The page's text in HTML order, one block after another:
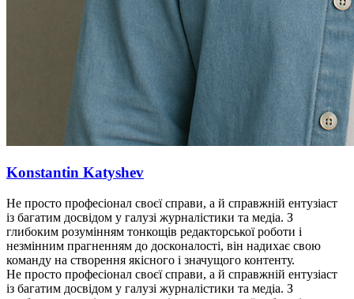
Konstantin Katyshev
Не просто професіонал своєї справи, а й справжній ентузіаст
із багатим досвідом у галузі журналістики та медіа. З
глибоким розумінням тонкощів редакторської роботи і
незмінним прагненням до досконалості, він надихає свою
команду на створення якісного і значущого контенту.
Не просто професіонал своєї справи, а й справжній ентузіаст
із багатим досвідом у галузі журналістики та медіа. З